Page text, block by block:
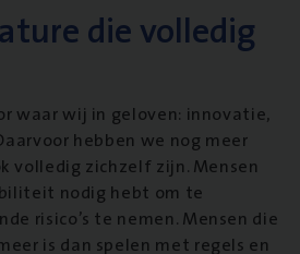
die volledig
waar wij in geloven: innovatie,
hebben we nog meer
volledig zichzelf zijn. Mensen
nodig hebt om te
risico’s te nemen. Mensen die
is dan spelen met regels en